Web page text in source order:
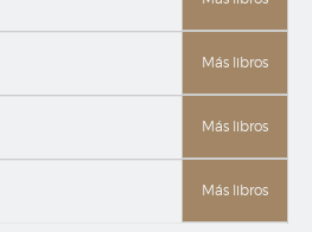
Más libros
Más libros
Más libros